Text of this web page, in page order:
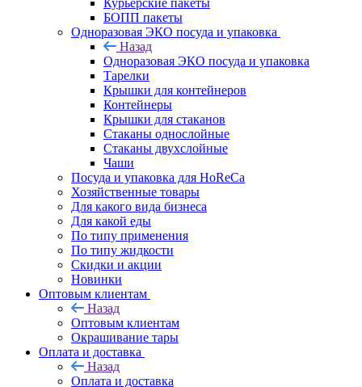
Курьерские пакеты
БОПП пакеты
Одноразовая ЭКО посуда и упаковка
Назад
Одноразовая ЭКО посуда и упаковка
Тарелки
Крышки для контейнеров
Контейнеры
Крышки для стаканов
Стаканы однослойные
Стаканы двухслойные
Чаши
Посуда и упаковка для HoReCa
Хозяйственные товары
Для какого вида бизнеса
Для какой еды
По типу применения
По типу жидкости
Скидки и акции
Новинки
Оптовым клиентам
Назад
Оптовым клиентам
Окрашивание тары
Оплата и доставка
Назад
Оплата и доставка